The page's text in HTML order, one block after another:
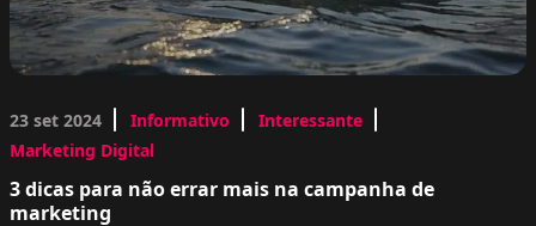
23 set 2024 Informativo
Interessante
Marketing Digital
3 dicas para não errar mais na campanha de
marketing